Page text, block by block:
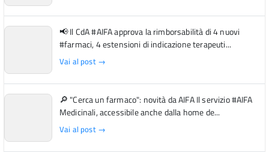
📢 Il CdA #AIFA approva la rimborsabilità di 4 nuovi
#farmaci, 4 estensioni di indicazione terapeuti...
Vai al post →
🔎 "Cerca un farmaco": novità da AIFA Il servizio #AIFA
Medicinali, accessibile anche dalla home de...
Vai al post →